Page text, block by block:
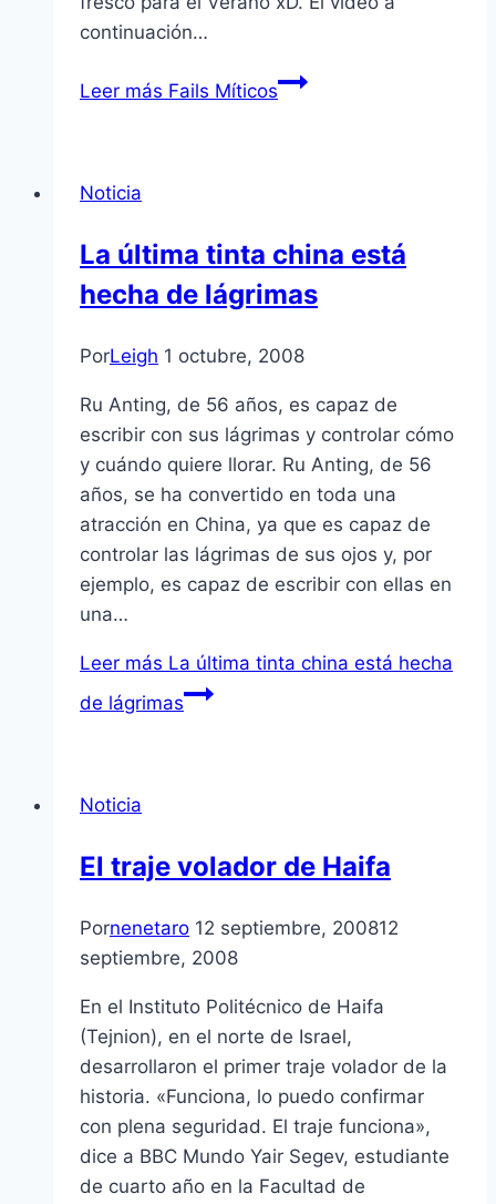
continuación…
Leer más Fails Mí­ticos
Noticia
La última tinta china está
hecha de lágrimas
PorLeigh 1 octubre, 2008
Ru Anting, de 56 años, es capaz de
escribir con sus lágrimas y controlar cómo
y cuándo quiere llorar. Ru Anting, de 56
años, se ha convertido en toda una
atracción en China, ya que es capaz de
controlar las lágrimas de sus ojos y, por
ejemplo, es capaz de escribir con ellas en
una…
Leer más La última tinta china está hecha
de lágrimas
Noticia
El traje volador de Haifa
Pornenetaro 12 septiembre, 200812
septiembre, 2008
En el Instituto Politécnico de Haifa
(Tejnion), en el norte de Israel,
desarrollaron el primer traje volador de la
historia. «Funciona, lo puedo confirmar
con plena seguridad. El traje funciona»,
dice a BBC Mundo Yair Segev, estudiante
de cuarto año en la Facultad de